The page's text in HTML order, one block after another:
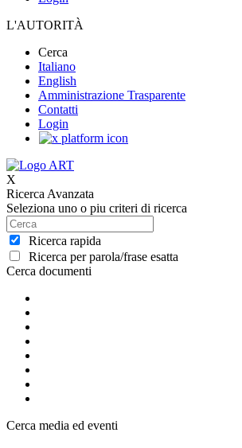
L'AUTORITÀ
Cerca
Italiano
English
Amministrazione Trasparente
Contatti
Login
X
Ricerca Avanzata
Seleziona uno o piu criteri di ricerca
Ricerca rapida
Ricerca per parola/frase esatta
Cerca documenti
Cerca media ed eventi